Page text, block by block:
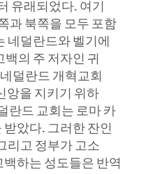
유래되었다. 여기
과 북쪽을 모두 포함
네덜란드와 벨기에
의 주 저자인 귀
덜란드 개혁교회
앙을 지키기 위하
란드 교회는 로마 카
았다. 그러한 잔인
리고 정부가 고소
하는 성도들은 반역